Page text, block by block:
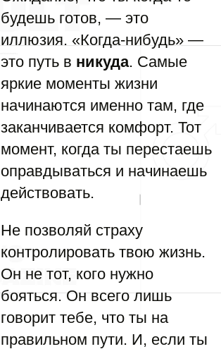
будешь готов, — это
иллюзия. «Когда-нибудь» —
это путь в никуда. Самые
яркие моменты жизни
начинаются именно там, где
заканчивается комфорт. Тот
момент, когда ты перестаешь
оправдываться и начинаешь
действовать.
Не позволяй страху
контролировать твою жизнь.
Он не тот, кого нужно
бояться. Он всего лишь
говорит тебе, что ты на
правильном пути. И, если ты